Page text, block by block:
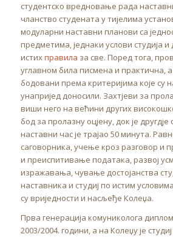
студентско вредновање рада
чланство студената у тијелима
модуларни наставни планови са
предметима, једнаки услови студија
истихправила за све. Поред тога,
углавном била писмена и практична,
бодовани према критеријима које су
унапријед доносили. Захтјеви за
виши него на већини других
бод за пролазну оцјену, док је
наставни час је трајао 50 минута.
саговорника, учење кроз разговор и
и преиспитивање података, развој
изражавања, чување достојанства
наставника и студиј по истим
су вриједности и насљеђе Колеџа.
Прва генерација комуниколога
2003/2004. години, а на Колеџу је